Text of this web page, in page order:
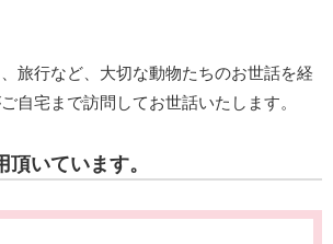
旅行など、大切な動物たちのお世話を経
自宅まで訪問してお世話いたします。
いています。